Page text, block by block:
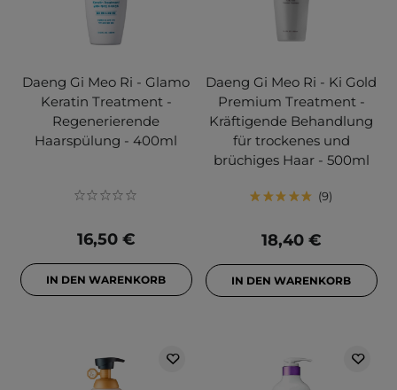
Daeng Gi Meo Ri - Glamo
Keratin Treatment -
Regenerierende
Haarspülung - 400ml
16,50 €
IN DEN WARENKORB
Daeng Gi Meo Ri - Ki Gold
Premium Treatment -
Kräftigende Behandlung
für trockenes und
brüchiges Haar - 500ml
9
18,40 €
IN DEN WARENKORB